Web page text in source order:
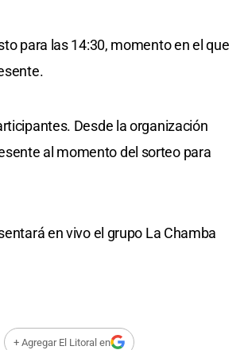
para las 14:30, momento en el que
Desde la organización
al momento del sorteo para
en vivo el grupo La Chamba
+ Agregar El Litoral en